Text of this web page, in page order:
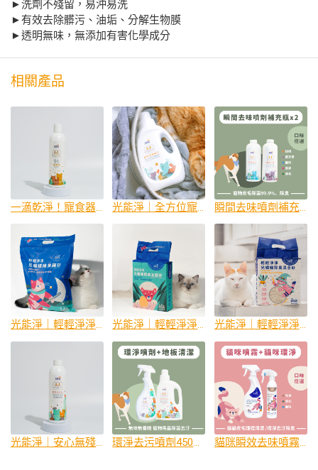
►洗劑不殘留，易沖易洗
►有效去除髒污、油垢、分解生物膜
►透明無味，無添加有害化學成分
相關產品
一滴乾淨！寵食器洗滌劑300ml 光能淨｜全方位寵物洗衣精1100ml 瞬間去味噴劑補充瓶600mlx2
光能淨｜輕輕淨淨 光觸媒除臭礦砂4kg 光能淨｜輕輕淨淨 光觸媒除臭豆腐砂2.5kg 光能淨｜輕輕淨淨 光觸媒除臭混合砂2.5kg
貓咪瞬效去味噴霧300ml+貓咪環淨去污噴劑450ml